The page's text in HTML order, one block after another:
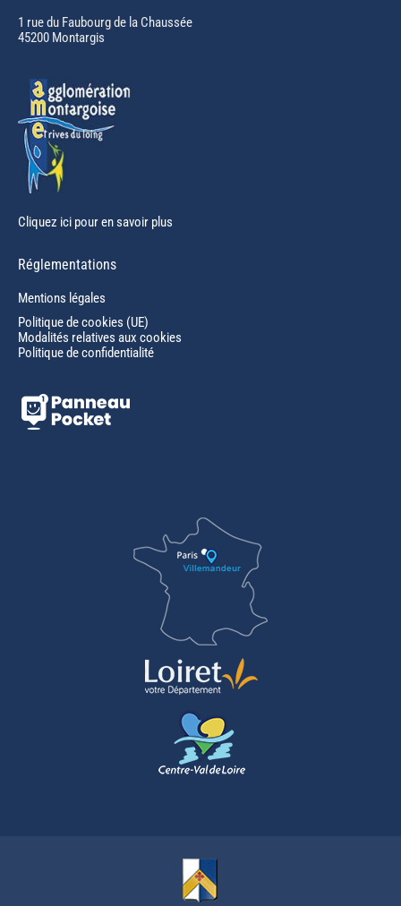
in
new
1 rue du Faubourg de la Chaussée
45200 Montargis
Cliquez ici pour en savoir plus
Réglementations
Mentions légales
Politique de cookies (UE)
Modalités relatives aux cookies
Politique de confidentialité